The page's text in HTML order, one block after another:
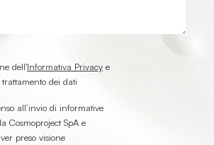
dell'Informativa Privacy e
dei dati
all’invio di informative
Cosmoproject SpA e
preso visione